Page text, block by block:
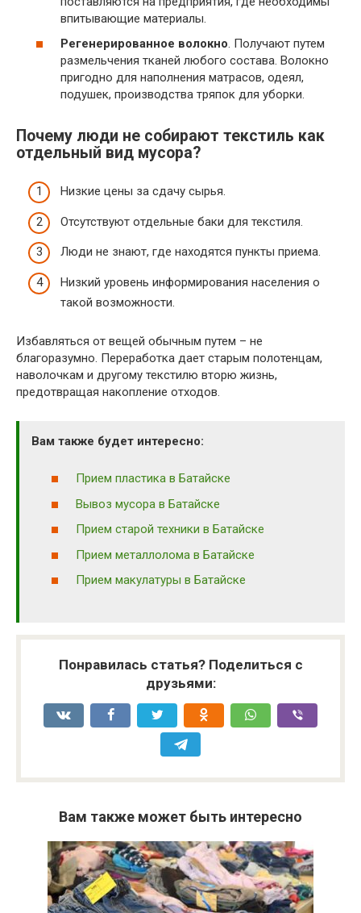
впитывающие материалы.
Регенерированное волокно. Получают путем
размельчения тканей любого состава. Волокно
пригодно для наполнения матрасов, одеял,
подушек, производства тряпок для уборки.
Почему люди не собирают текстиль как
отдельный вид мусора?
Низкие цены за сдачу сырья.
Отсутствуют отдельные баки для текстиля.
Люди не знают, где находятся пункты приема.
Низкий уровень информирования населения о
такой возможности.
Избавляться от вещей обычным путем – не
благоразумно. Переработка дает старым полотенцам,
наволочкам и другому текстилю вторю жизнь,
предотвращая накопление отходов.
Вам также будет интересно:
Прием пластика в Батайске
Вывоз мусора в Батайске
Прием старой техники в Батайске
Прием металлолома в Батайске
Прием макулатуры в Батайске
Понравилась статья? Поделиться с
друзьями:
Вам также может быть интересно